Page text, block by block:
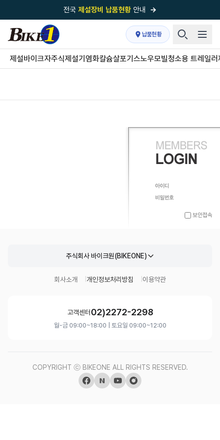
전국 제설장비 납품현황 안내 →
국내 1위 제설장비 제작 전문업체 (주)바이크원
제설 현장의 정답!다목적 차량의 표준!
전국제설장비 납품현황안내→
납품현황
제설바이크자주식제설기 염화칼슘살포기 스노우모빌청소용 트레일러
보안접속
주식회사 바이크원(BIKEONE)
회사소개 개인정보처리방침 이용약관
고객센터 02)2272-2298
월-금 09:00~18:00 | 토요일 09:00~12:00
COPYRIGHT ⓒ BIKEONE ALL RIGHTS RESERVED.